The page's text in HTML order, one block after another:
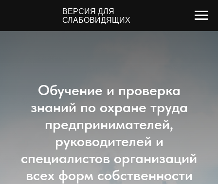
ВЕРСИЯ ДЛЯ
СЛАБОВИДЯЩИХ
Обучение и проверка
знаний по охране труда
предпринимателей,
руководителей и
специалистов организаций
всех форм собственности